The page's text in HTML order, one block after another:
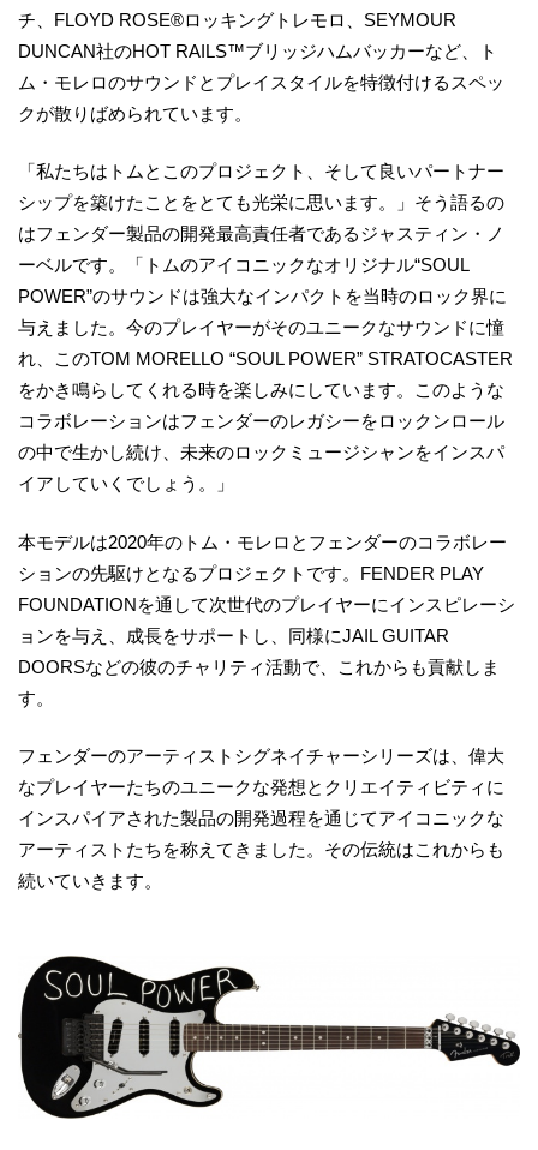
チ、FLOYD ROSE®ロッキングトレモロ、SEYMOUR
DUNCAN社のHOT RAILS™ブリッジハムバッカーなど、ト
ム・モレロのサウンドとプレイスタイルを特徴付けるスペッ
クが散りばめられています。
「私たちはトムとこのプロジェクト、そして良いパートナー
シップを築けたことをとても光栄に思います。」そう語るの
はフェンダー製品の開発最高責任者であるジャスティン・ノ
ーベルです。「トムのアイコニックなオリジナル“SOUL
POWER”のサウンドは強大なインパクトを当時のロック界に
与えました。今のプレイヤーがそのユニークなサウンドに憧
れ、このTOM MORELLO “SOUL POWER” STRATOCASTER
をかき鳴らしてくれる時を楽しみにしています。このような
コラボレーションはフェンダーのレガシーをロックンロール
の中で生かし続け、未来のロックミュージシャンをインスパ
イアしていくでしょう。」
本モデルは2020年のトム・モレロとフェンダーのコラボレー
ションの先駆けとなるプロジェクトです。FENDER PLAY
FOUNDATIONを通して次世代のプレイヤーにインスピレーシ
ョンを与え、成長をサポートし、同様にJAIL GUITAR
DOORSなどの彼のチャリティ活動で、これからも貢献しま
す。
フェンダーのアーティストシグネイチャーシリーズは、偉大
なプレイヤーたちのユニークな発想とクリエイティビティに
インスパイアされた製品の開発過程を通じてアイコニックな
アーティストたちを称えてきました。その伝統はこれからも
続いていきます。